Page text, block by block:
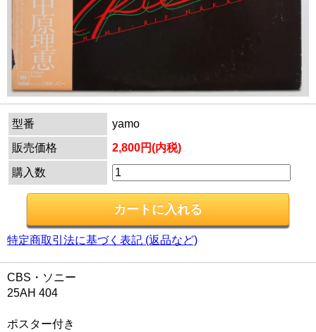
型番
yamo
販売価格
2,800円(内税)
購入数
特定商取引法に基づく表記 (返品など)
CBS・ソニー
25AH 404
ポスター付き